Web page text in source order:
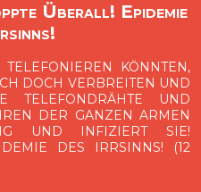
Überall! Epidemie
KÖNNTEN,
DOCH VERBREITEN UND
TELEFONDRÄHTE UND
DER GANZEN ARMEN
UND INFIZIERT SIE!
DES IRRSINNS! (12